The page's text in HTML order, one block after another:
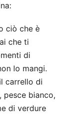
ciò che è
che ti
di
lo mangi.
carrello di
pesce bianco,
di verdure